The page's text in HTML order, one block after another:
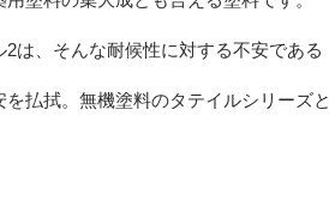
2は、そんな耐候性に対する不安である
払拭。無機塗料のタテイルシリーズと